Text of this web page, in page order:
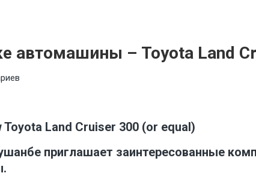
автомашины – Toyota Land
Toyota Land Cruiser 300 (or equal)
приглашает заинтересованные